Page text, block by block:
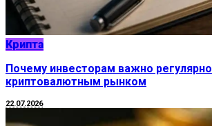
Крипта
Почему инвесторам важно
криптовалютным рынком
22.07.2026